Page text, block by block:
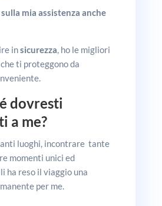
mia assistenza anche
insicurezza, ho le migliori
ti proteggono da
dovresti
a me?
luoghi, incontrare tante
momenti unici ed
ha reso il viaggio una
per me.